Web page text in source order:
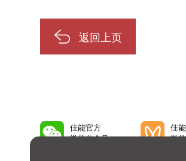
返回上页
佳能官方
微信公众号
佳
微